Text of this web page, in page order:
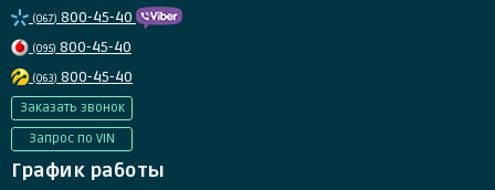
(067) 800-45-40
(095) 800-45-40
(063) 800-45-40
Заказать звонок
Запрос по VIN
График работы